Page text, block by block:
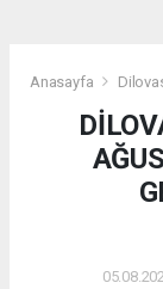
Anasayfa